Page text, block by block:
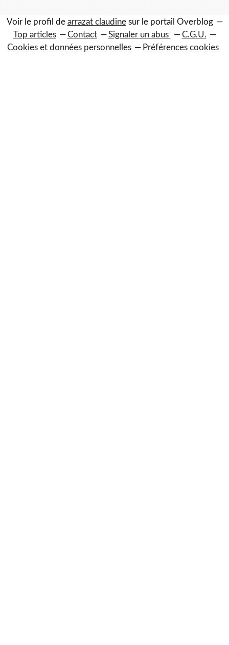
Voir le profil de arrazat claudinesur le portail Overblog
Top articles
Contact Signaler un abus
C.G.U.
Cookies et données personnelles
Préférences cookies